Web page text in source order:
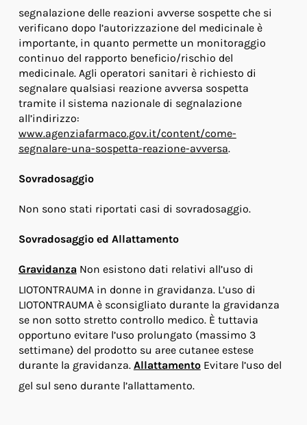
segnalazione delle reazioni avverse sospette che si
verificano dopo l’autorizzazione del medicinale è
importante, in quanto permette un monitoraggio
continuo del rapporto beneficio/rischio del
medicinale. Agli operatori sanitari è richiesto di
segnalare qualsiasi reazione avversa sospetta
tramite il sistema nazionale di segnalazione
all’indirizzo:
www.agenziafarmaco.gov.it/content/come-
segnalare-una-sospetta-reazione-avversa.
Sovradosaggio
Non sono stati riportati casi di sovradosaggio.
Sovradosaggio ed Allattamento
Gravidanza Non esistono dati relativi all’uso di
LIOTONTRAUMA in donne in gravidanza. L’uso di
LIOTONTRAUMA è sconsigliato durante la gravidanza
se non sotto stretto controllo medico. È tuttavia
opportuno evitare l’uso prolungato (massimo 3
settimane) del prodotto su aree cutanee estese
durante la gravidanza. AllattamentoEvitare l’uso del
gel sul seno durante l’allattamento.